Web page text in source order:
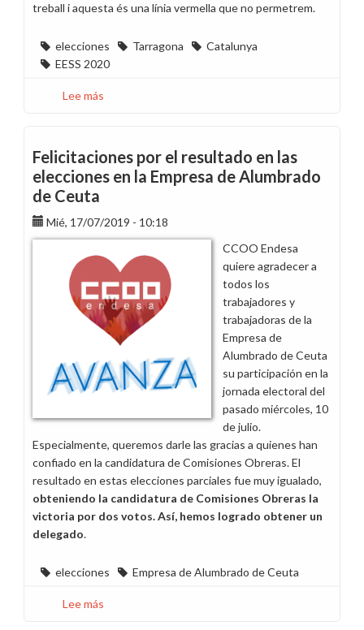
treball i aquesta és una línia vermella que no permetrem.
elecciones Tarragona
Catalunya
EESS 2020
Lee más
de
les
electorals
Felicitaciones por el resultado en las
elecciones en la Empresa de Alumbrado
de Ceuta
Mié, 17/07/2019 - 10:18
CCOO Endesa
quiere agradecer a
todos los
trabajadores y
trabajadoras de la
Empresa de
Alumbrado de Ceuta
su participación en la
jornada electoral del
pasado miércoles, 10
de julio.
Especialmente, queremos darle las gracias a quienes han
confiado en la candidatura de Comisiones Obreras. El
resultado en estas elecciones parciales fue muy igualado,
obteniendo la candidatura de Comisiones Obreras la
victoria por dos votos. Así, hemos logrado obtener un
delegado.
elecciones Empresa de Alumbrado de Ceuta
Lee más